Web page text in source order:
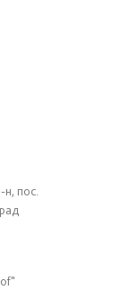
пос.